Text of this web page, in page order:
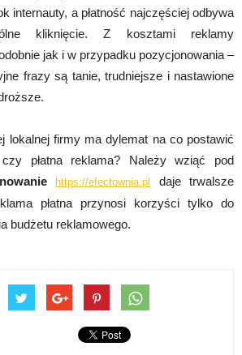
internauty, a płatność najczęściej odbywa
kliknięcie. Z kosztami reklamy
jak i w przypadku pozycjonowania –
frazy są tanie, trudniejsze i nastawione
lokalnej firmy ma dylemat na co postawić
płatna reklama? Należy wziąć pod
https://efectownia.pl
daje trwalsze
płatna przynosi korzyści tylko do
budżetu reklamowego.